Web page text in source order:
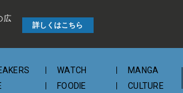
広
詳しくはこちら
WATCH
MANGA
FOODIE CULTURE